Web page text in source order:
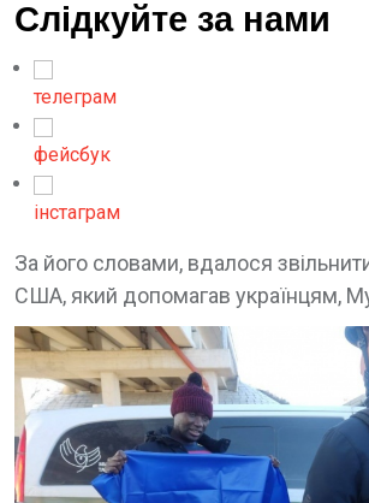
Слідкуйте за нами
телеграм
фейсбук
інстаграм
За його словами, вдалося
США, який допомагав українцям,